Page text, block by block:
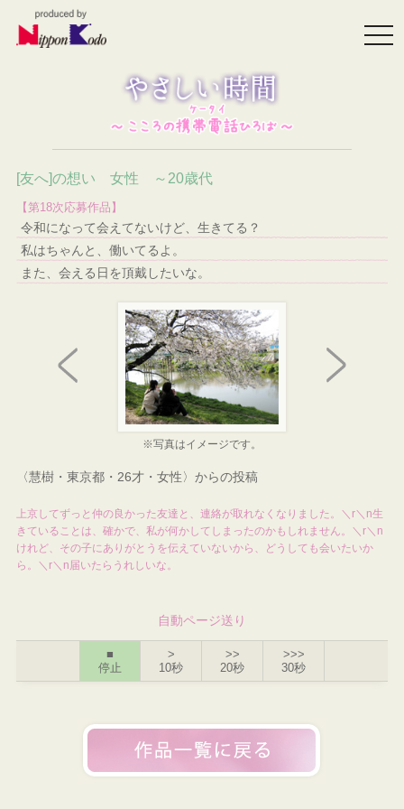
[友へ]の想い 女性 ～20歳代
【第18次応募作品】
令和になって会えてないけど、生きてる？
私はちゃんと、働いてるよ。
また、会える日を頂戴したいな。
※写真はイメージです。
〈慧樹・東京都・26才・女性〉からの投稿
上京してずっと仲の良かった友達と、連絡が取れなくなりました。＼r＼n生
きていることは、確かで、私が何かしてしまったのかもしれません。＼r＼n
けれど、その子にありがとうを伝えていないから、どうしても会いたいか
ら。＼r＼n届いたらうれしいな。
自動ページ送り
■
停止
>
10秒
>>
20秒
>>>
30秒